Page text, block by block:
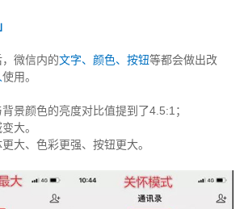
，微信内的文字、颜色、按钮等都会做出改
使用。
景颜色的亮度对比值提到了4.5:1；
大。
大、色彩更强、按钮更大。